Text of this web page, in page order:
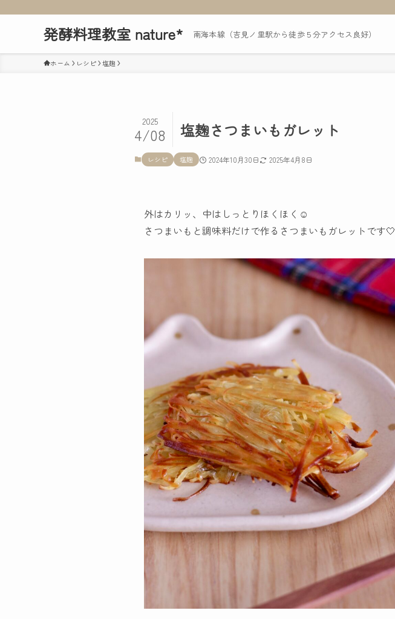
発酵料理教室 nature* 南海本線（吉見ノ里駅から徒歩５分アクセス良好）
ホーム レシピ 塩麹
塩麹さつまいもガレット
2025
4/08
レシピ 塩麹 2024年10月30日 2025年4月8日
外はカリッ、中はしっとりほくほく☺︎
さつまいもと調味料だけで作るさつまいもガレットです🤍